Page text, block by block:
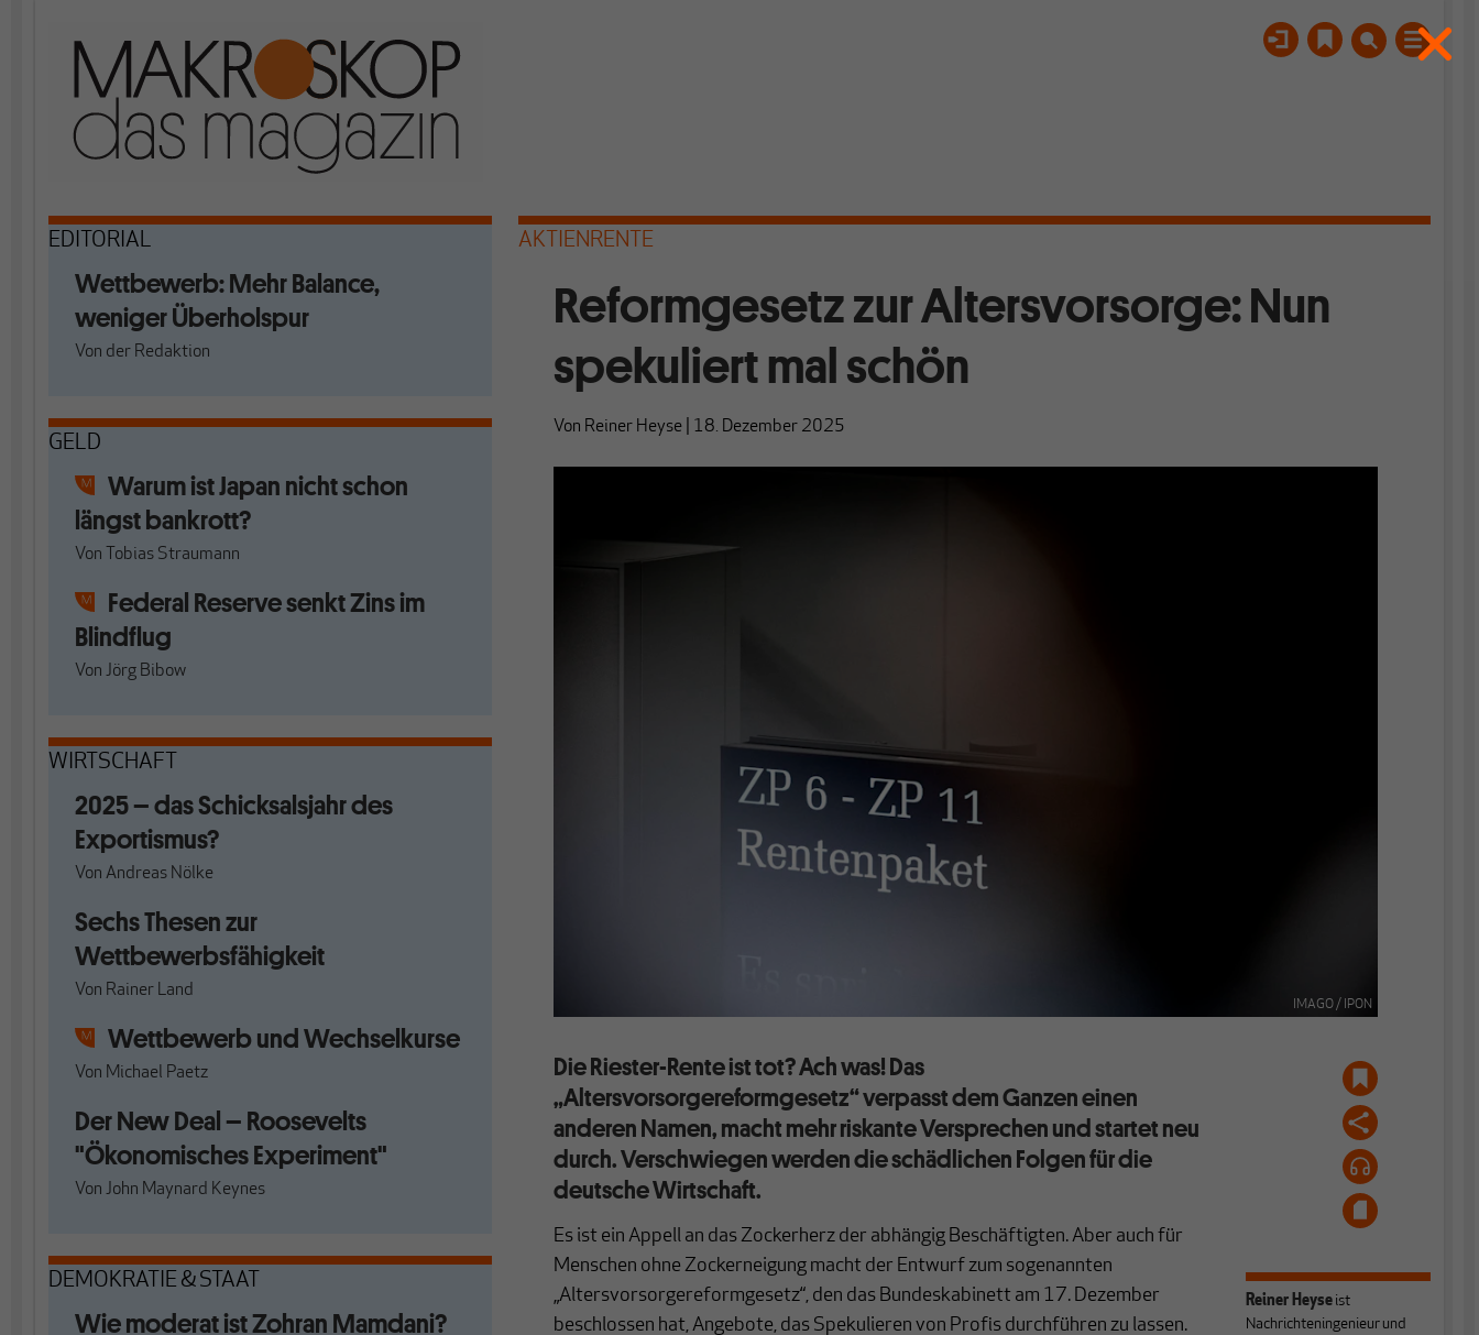
EDITORIAL
Wettbewerb: Mehr Balance,
weniger Überholspur
Von der Redaktion
GELD
Warum ist Japan nicht schon
längst bankrott?
Von Tobias Straumann
Federal Reserve senkt Zins im
Blindflug
Von Jörg Bibow
WIRTSCHAFT
2025 – das Schicksalsjahr des
Exportismus?
Von Andreas Nölke
Sechs Thesen zur
Wettbewerbsfähigkeit
Von Rainer Land
Wettbewerb und Wechselkurse
Von Michael Paetz
Der New Deal – Roosevelts
"Ökonomisches Experiment"
Von John Maynard Keynes
DEMOKRATIE & STAAT
Wie moderat ist Zohran Mamdani?
AKTIENRENTE
Reformgesetz zur Altersvorsorge: Nun
spekuliert mal schön
Von Reiner Heyse 18. Dezember 2025
IMAGO / IPON
Die Riester-Rente ist tot? Ach was! Das
„Altersvorsorgereformgesetz“ verpasst dem Ganzen einen
anderen Namen, macht mehr riskante Versprechen und startet neu
durch. Verschwiegen werden die schädlichen Folgen für die
deutsche Wirtschaft.
Es ist ein Appell an das Zockerherz der abhängig Beschäftigten. Aber auch für
Menschen ohne Zockerneigung macht der Entwurf zum sogenannten
„Altersvorsorgereformgesetz“, den das Bundeskabinett am 17. Dezember
beschlossen hat, Angebote, das Spekulieren von Profis durchführen zu lassen.
Reiner Heyseist
Nachrichteningenieur und